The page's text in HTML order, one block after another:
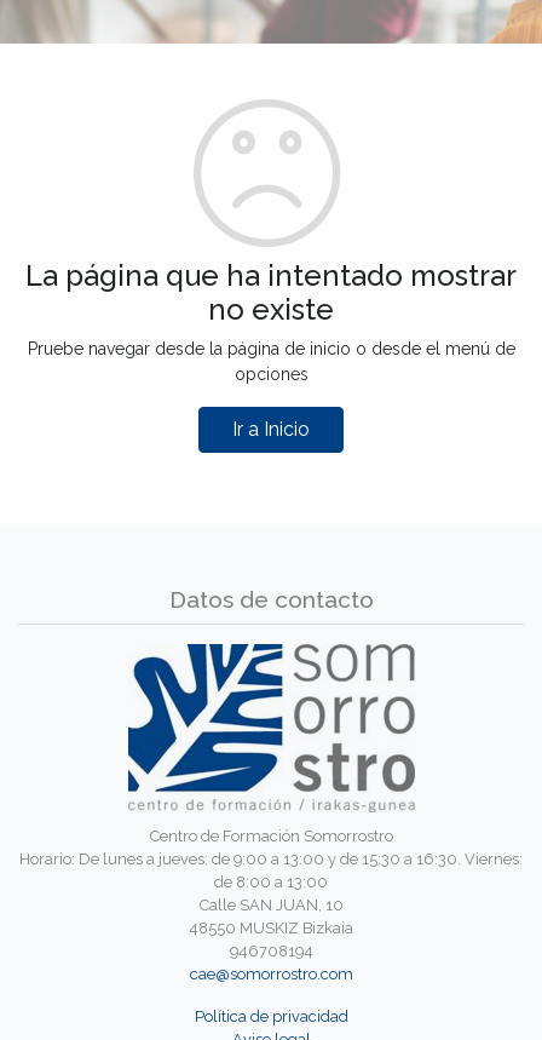
La página que ha intentado mostrar
no existe
Pruebe navegar desde la página de inicio o desde el menú de
opciones
Ir a Inicio
Datos de contacto
Centro de Formación Somorrostro
Horario: De lunes a jueves: de 9:00 a 13:00 y de 15:30 a 16:30. Viernes:
de 8:00 a 13:00
Calle SAN JUAN, 10
48550 MUSKIZ Bizkaia
946708194
cae@somorrostro.com
Política de privacidad